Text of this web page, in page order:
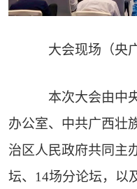
大会现场（央
本次大会由中
办公室、中共广西壮
治区人民政府共同主
坛、14场分论坛，以